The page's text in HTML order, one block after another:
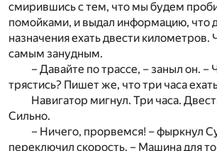
смирившись с тем, что мы будем
помойками, и выдал информацию, что
назначения ехать двести километров.
самым занудным.
– Давайте по трассе, – заныл он. –
трястись? Пишет же, что три часа
Навигатор мигнул. Три часа.
Сильно.
– Ничего, прорвемся! – фыркнул
переключил скорость. – Машина для